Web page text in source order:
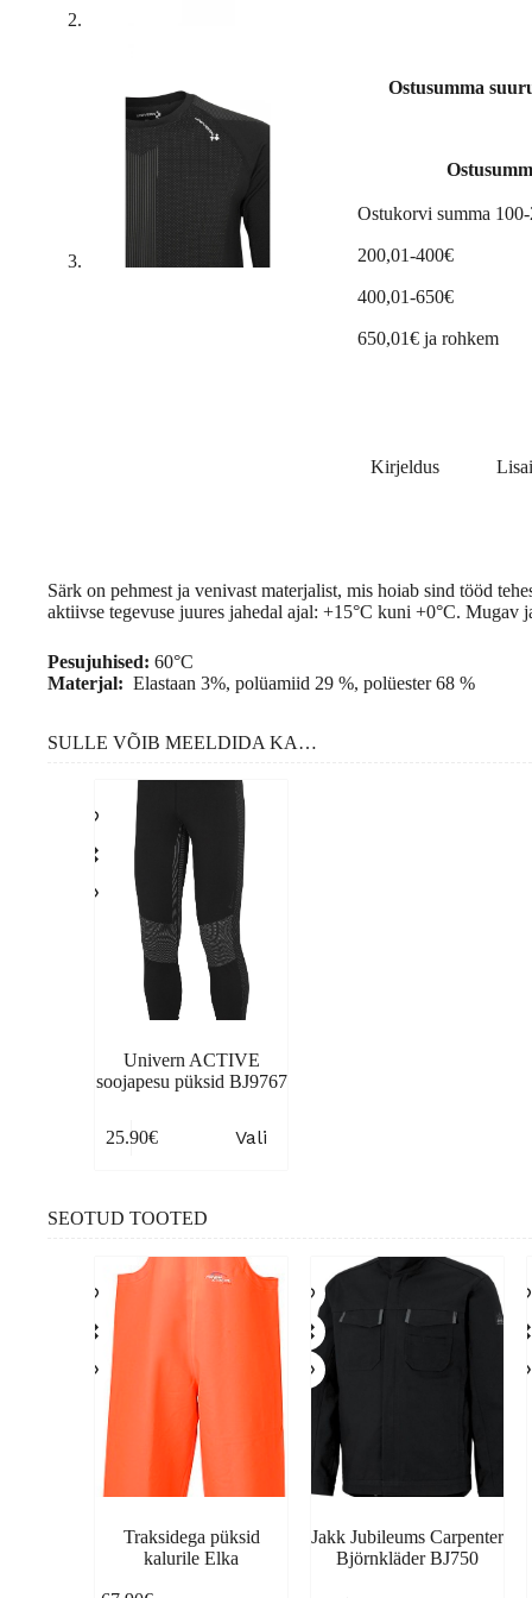
Ostusumma
Ostukorvi summa
200,01-400€
400,01-650€
650,01€ ja rohkem
Kirjeldus
Särk on pehmest ja venivast materjalist, mis hoiab sind tööd
aktiivse tegevuse juures jahedal ajal: +15°C kuni +0°C. Mugav
Pesujuhised: 60°C
Materjal: Elastaan 3%, polüamiid 29 %, polüester 68 %
SULLE VÕIB MEELDIDA KA…
Univern ACTIVE
soojapesu püksid BJ9767
25.90€ Vali
product
The
chosen
product
page
SEOTUD TOOTED
Traksidega püksid
kalurile Elka
Jakk Jubileums Carpenter
Björnkläder BJ750